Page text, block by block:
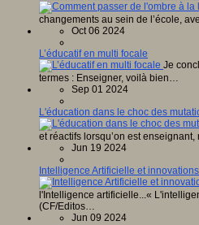
changements au sein de l’école,
Oct 06 2024
L’éducatif en multi focale
Je
termes : Enseigner, voilà bien…
Sep 01 2024
L'éducation dans le choc des
et réactifs lorsqu’on est
Jun 19 2024
Intelligence Artificielle et
l'Intelligence artificielle...«
(CF/Editos…
Jun 09 2024